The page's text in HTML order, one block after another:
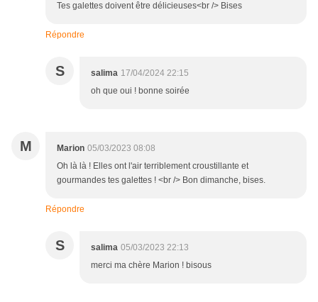
Tes galettes doivent être délicieuses<br /> Bises
Répondre
S salima 17/04/2024 22:15
oh que oui ! bonne soirée
M Marion 05/03/2023 08:08
Oh là là ! Elles ont l'air terriblement croustillante et
gourmandes tes galettes ! <br /> Bon dimanche, bises.
Répondre
S salima 05/03/2023 22:13
merci ma chère Marion ! bisous